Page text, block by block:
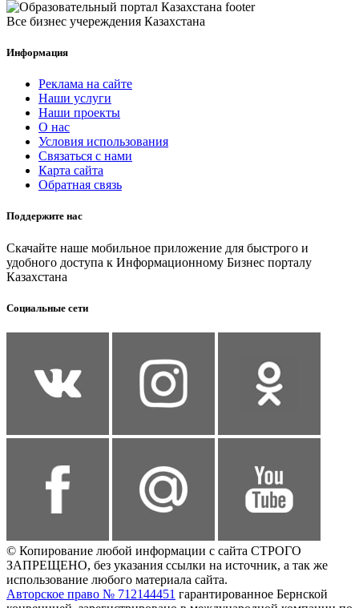
Все бизнес учереждения Казахстана
Информация
Реклама на сайте
Наши услуги
Наши проекты
О нас
Условия использования
Связаться с нами
Карта сайта
Обратная связь
Поддержите нас
Скачайте наше мобильное приложение для быстрого и
удобного доступа к Информационному Бизнес порталу
Казахстана
Социальные сети
© Копирование любой информации с сайта СТРОГО
ЗАПРЕЩЕНО, без указания ссылки на источник, а так же
использование любого материала сайта.
Авторское право № 712144451 гарантированное Бернской